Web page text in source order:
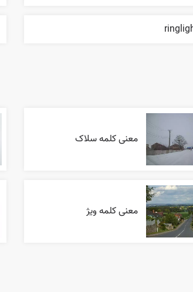
معنی کلمه سلاک
معنی کلمه ویژ